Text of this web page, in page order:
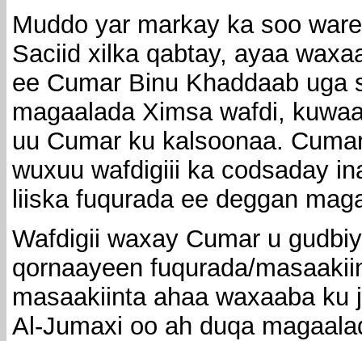
Muddo yar markay ka soo
Saciid xilka qabtay, ayaa
ee Cumar Binu Khaddaab uga
magaalada Ximsa wafdi,
uu Cumar ku kalsoonaa.
wuxuu wafdigiii ka codsaday
liiska fuqurada ee deggan
Wafdigii waxay Cumar u
qornaayeen fuqurada/
masaakiinta ahaa waxaaba ku
Al-Jumaxi oo ah duqa